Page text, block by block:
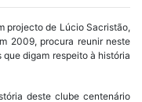
projecto de Lúcio Sacristão,
2009, procura reunir neste
digam respeito à história
deste clube centenário